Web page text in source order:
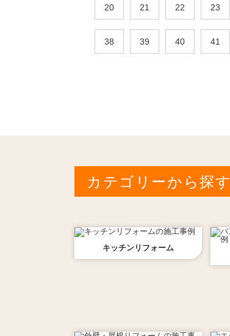
20 21 22 23
38 39 40 41
カテゴリーから探す
キッチン リフォーム